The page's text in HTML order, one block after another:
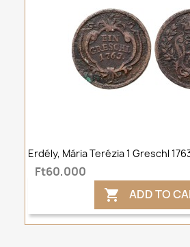
Erdély, Mária Terézia 1 Greschl
Ft60,000
 ADD TO